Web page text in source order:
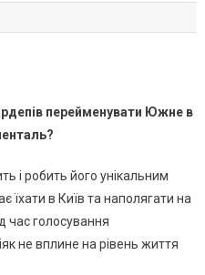
перейменувати Южне в
і робить його унікальним
їхати в Київ та наполягати на
час голосування
не вплине на рівень життя